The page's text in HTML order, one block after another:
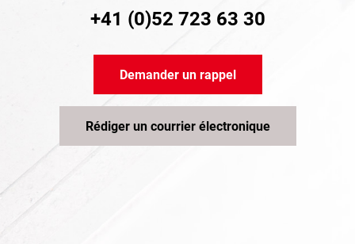
+41 (0)52 723 63 30
Demander un rappel
Rédiger un courrier électronique